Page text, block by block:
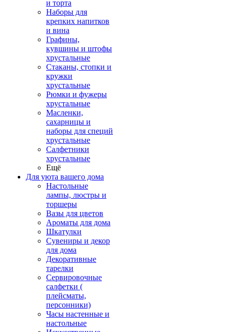
и торта
Наборы для
крепких напитков
и вина
Графины,
кувшины и штофы
хрустальные
Стаканы, стопки и
кружки
хрустальные
Рюмки и фужеры
хрустальные
Масленки,
сахарницы и
наборы для специй
хрустальные
Салфетники
хрустальные
Ещё
Для уюта вашего дома
Настольные
лампы, люстры и
торшеры
Вазы для цветов
Ароматы для дома
Шкатулки
Сувениры и декор
для дома
Декоративные
тарелки
Сервировочные
салфетки (
плейсматы,
персонники)
Часы настенные и
настольные